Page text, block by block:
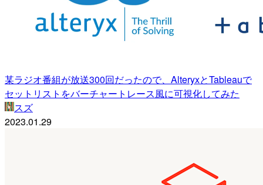
某ラジオ番組が放送300回だったので、AlteryxとTableauで
セットリストをバーチャートレース風に可視化してみた
スズ
2023.01.29